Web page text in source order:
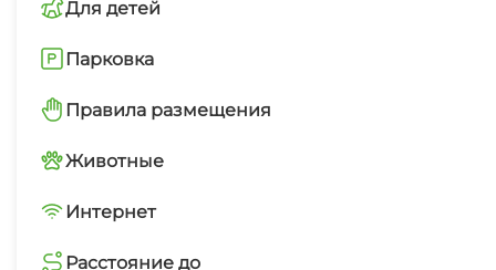
Для детей
Качели
Парковка
Парковка перед отелем
Правила размещения
Запрещено курить в номерах
Животные
С домашними животными по договоренности
Интернет
Бесплатный WiFi
Расстояние до